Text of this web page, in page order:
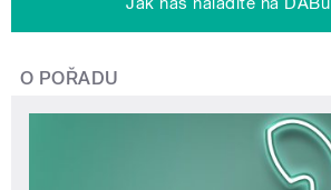
O POŘADU